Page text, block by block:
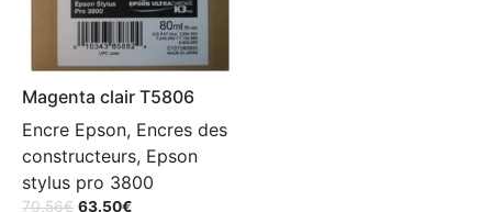
Magenta clair T5806
Encre Epson, Encres des
constructeurs, Epson
stylus pro 3800
70.56€ 63.50€